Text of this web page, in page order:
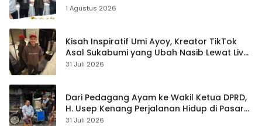
1 Agustus 2026
Kisah Inspiratif Umi Ayoy, Kreator TikTok
Asal Sukabumi yang Ubah Nasib Lewat Live
Streaming
31 Juli 2026
Dari Pedagang Ayam ke Wakil Ketua DPRD,
H. Usep Kenang Perjalanan Hidup di Pasar
Cisaat
31 Juli 2026